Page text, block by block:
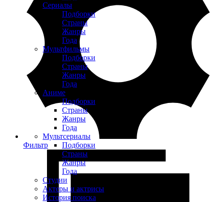
Сериалы
Подборки
Страны
Жанры
Года
Мультфильмы
Подборки
Страны
Жанры
Года
Аниме
Подборки
Страны
Жанры
Года
Мультсериалы
Подборки
Страны
Жанры
Года
Студии
Актеры и актрисы
История поиска
Фильтр